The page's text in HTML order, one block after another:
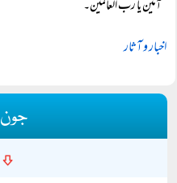
آمین یا رب العالمین۔
اخبار و آثار
جون ۲۰۰۸ء